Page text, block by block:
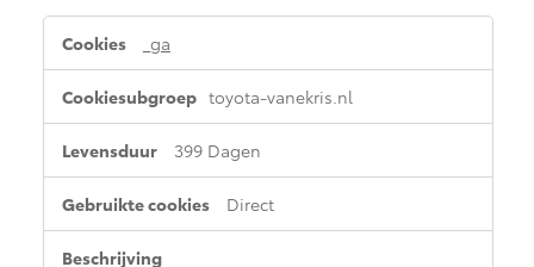
_ga
toyota-vanekris.nl
399 Dagen
Direct